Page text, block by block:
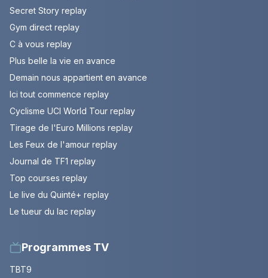
Secret Story replay
Gym direct replay
C à vous replay
Plus belle la vie en avance
Demain nous appartient en avance
Ici tout commence replay
Cyclisme UCI World Tour replay
Tirage de l'Euro Millions replay
Les Feux de l'amour replay
Journal de TF1 replay
Top courses replay
Le live du Quinté+ replay
Le tueur du lac replay
Programmes TV
TBT9